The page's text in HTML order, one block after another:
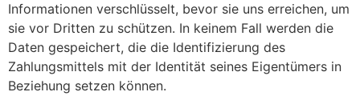
Informationen verschlüsselt, bevor sie uns erreichen, um
sie vor Dritten zu schützen. In keinem Fall werden die
Daten gespeichert, die die Identifizierung des
Zahlungsmittels mit der Identität seines Eigentümers in
Beziehung setzen können.